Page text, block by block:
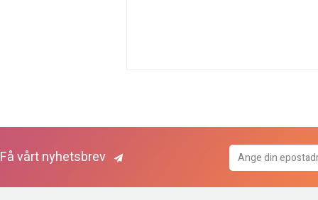
Få vårt nyhetsbrev